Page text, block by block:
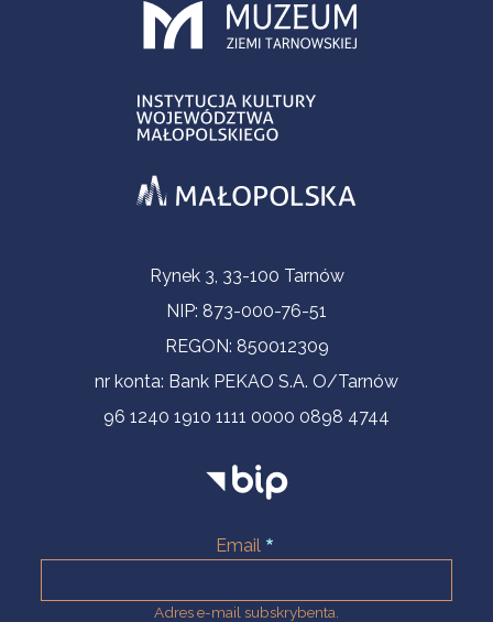
Informacje kontaktoweRynek 3, 33-100 Tarnów
NIP: 873-000-76-51
REGON: 850012309
nr konta: Bank PEKAO S.A. O/Tarnów
96 1240 1910 1111 0000 0898 4744
Email
Adres e-mail subskrybenta.